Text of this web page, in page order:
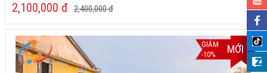
2,100,000 đ 2,400,000đ
GIẢM
-10%
MỚI